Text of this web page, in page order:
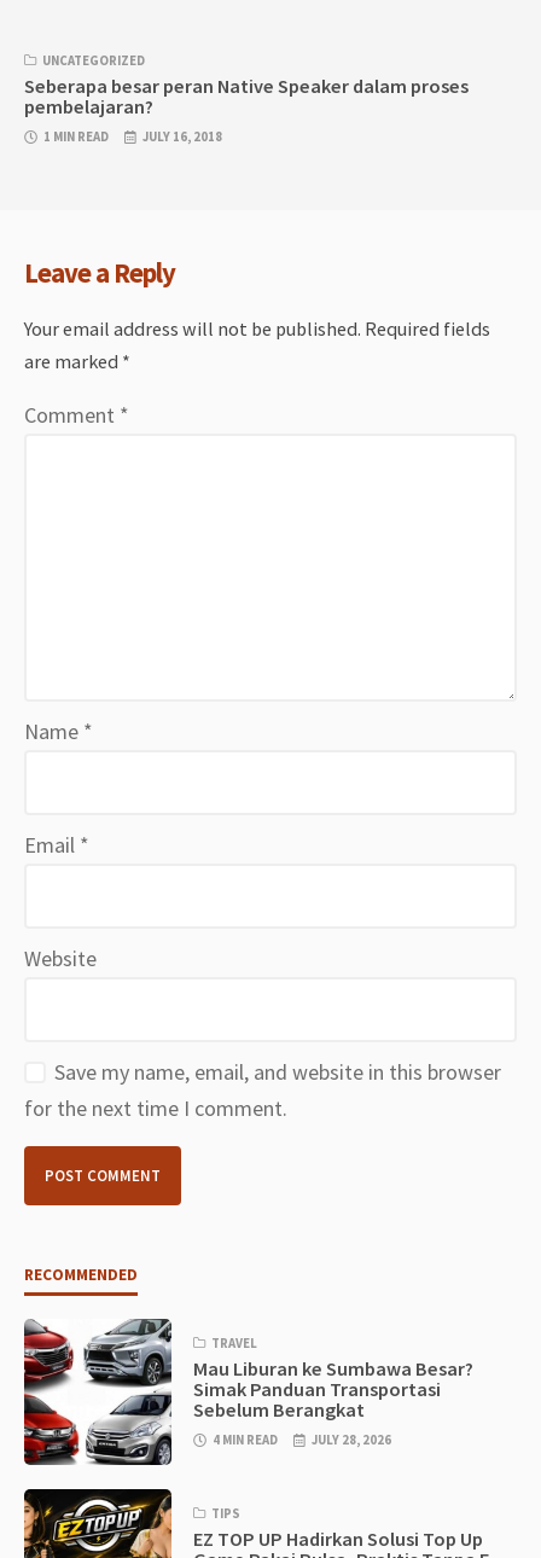
UNCATEGORIZED
Seberapa besar peran Native Speaker dalam proses
pembelajaran?
1 MIN READ JULY 16, 2018
Leave a Reply
Your email address will not be published. Required fields
are marked *
Comment *
Name *
Email *
Website
Save my name, email, and website in this browser
for the next time I comment.
RECOMMENDED
TRAVEL
Mau Liburan ke Sumbawa Besar?
Simak Panduan Transportasi
Sebelum Berangkat
4 MIN READ JULY 28, 2026
TIPS
EZ TOP UP Hadirkan Solusi Top Up